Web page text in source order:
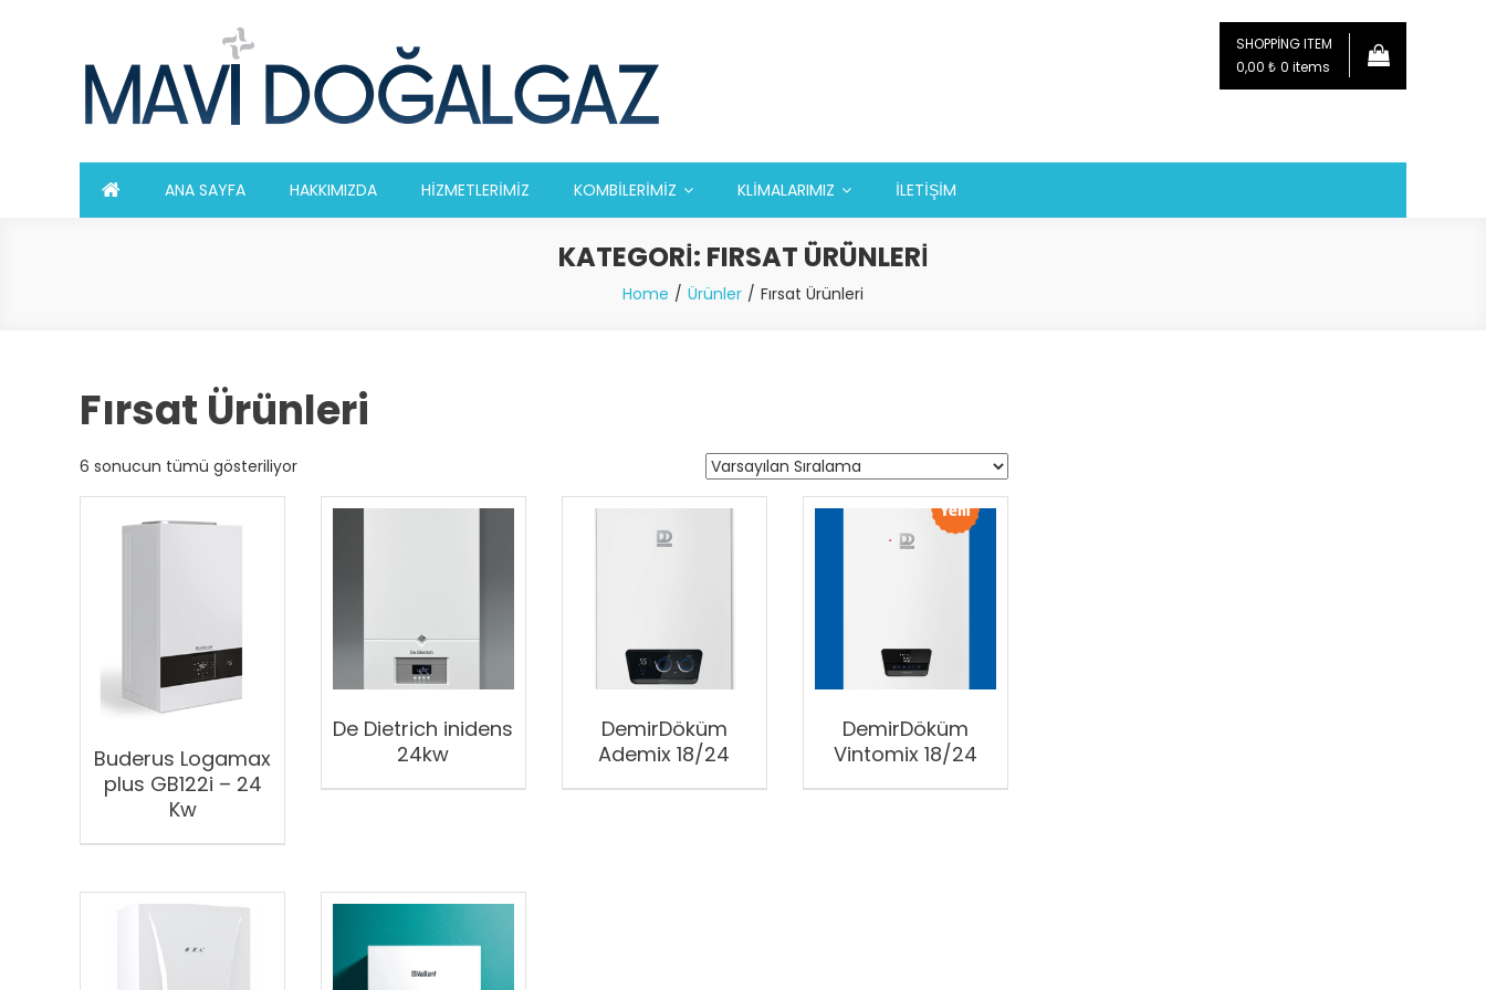
SHOPPING ITEM
0,00 ₺ 0 items
ANA SAYFA HAKKIMIZDA HİZMETLERİMİZ KOMBİLERİMİZ KLİMALARIMIZ İLETİŞİM
KATEGORI: FIRSAT ÜRÜNLERI
Home Ürünler Fırsat Ürünleri
Fırsat Ürünleri
6 sonucun tümü gösteriliyor
Buderus Logamax
plus GB122i – 24
Kw
De Dietrich inidens
24kw
DemirDöküm
Ademix 18/24
DemirDöküm
Vintomix 18/24